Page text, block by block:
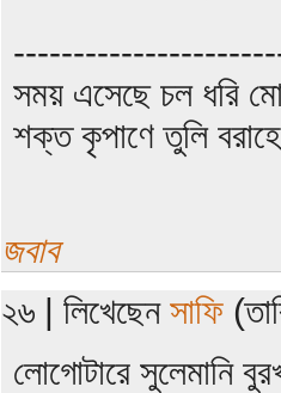
সময় এসেছে চল ধরি
শক্ত কৃপাণে তুলি
জবাব
২৬ | লিখেছেন সাফি
লোগোটারে সুলেমানি